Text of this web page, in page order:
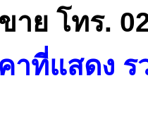
าย โทร.
าที่แสดง